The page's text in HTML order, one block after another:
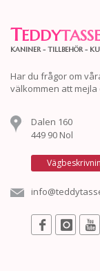
TEDDY
KANINER - TILLBEHÖR -
Har du frågor om
välkommen att mejla
Dalen 160
449 90 Nol